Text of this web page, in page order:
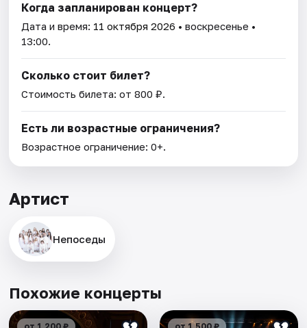
Когда запланирован концерт?
Дата и время: 11 октября 2026 • воскресенье •
13:00.
Сколько стоит билет?
Стоимость билета: от 800 ₽.
Есть ли возрастные ограничения?
Возрастное ограничение: 0+.
Артист
Непоседы
Похожие концерты